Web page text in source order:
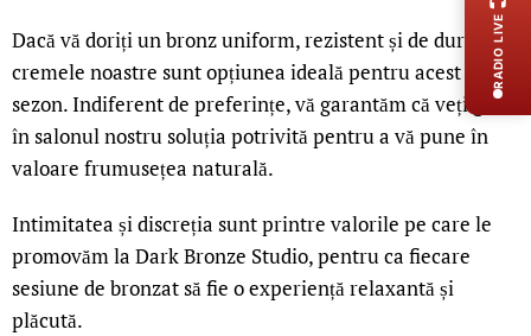
Dacă vă doriți un bronz uniform, rezistent și de durată,
cremele noastre sunt opțiunea ideală pentru acest
sezon. Indiferent de preferințe, vă garantăm că veți găsi
în salonul nostru soluția potrivită pentru a vă pune în
valoare frumusețea naturală.
Intimitatea și discreția sunt printre valorile pe care le
promovăm la Dark Bronze Studio, pentru ca fiecare
sesiune de bronzat să fie o experiență relaxantă și
plăcută.
RADIO LIVE